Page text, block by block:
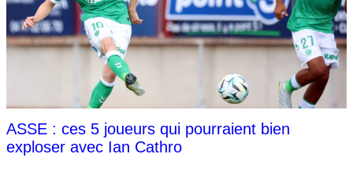
ASSE : ces 5 joueurs qui pourraient bien
exploser avec Ian Cathro